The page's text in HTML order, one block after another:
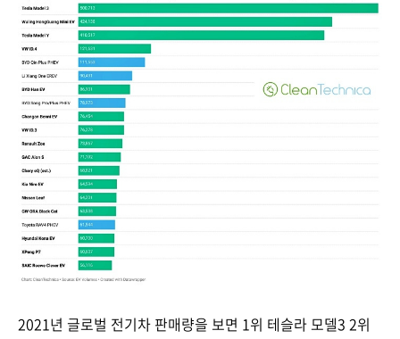
2021년 글로벌 전기차 판매량을 보면 1위 테슬라 모델3 2위